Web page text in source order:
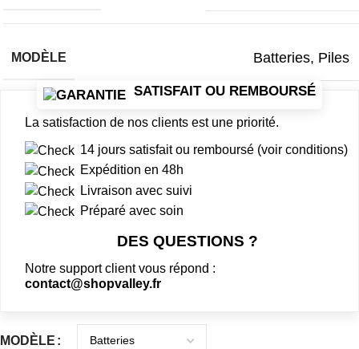
MODÈLE Batteries, Piles
SATISFAIT OU REMBOURSÉ
La satisfaction de nos clients est une priorité.
14 jours satisfait ou remboursé (voir conditions)
Expédition en 48h
Livraison avec suivi
Préparé avec soin
DES QUESTIONS ?
Notre support client vous répond :
contact@shopvalley.fr
MODÈLE